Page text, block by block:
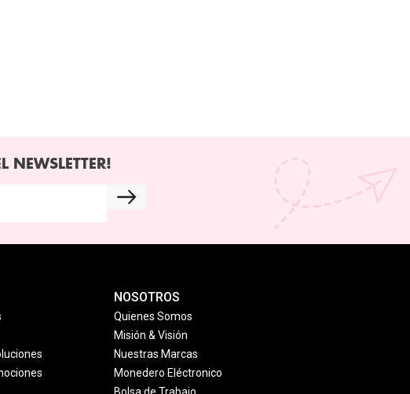
NEWSLETTER!
NOSOTROS
Quienes Somos
Misión & Visión
Nuestras Marcas
Monedero Eléctronico